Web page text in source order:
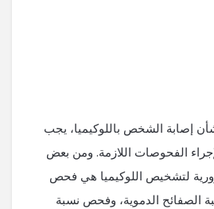
إصابة الشخص باللوكيميا، يجب
الفحوصات اللازمة. ومن بعض
لتشخيص اللوكيميا هي فحص
الصفائح الدموية، وفحص نسبة